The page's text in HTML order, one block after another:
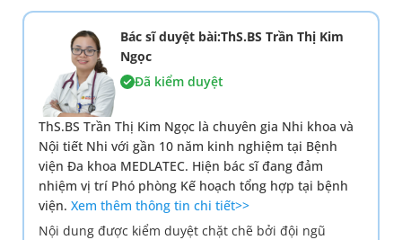
Bác sĩ duyệt bài:ThS.BS Trần Thị Kim
Ngọc
Đã kiểm duyệt
ThS.BS Trần Thị Kim Ngọc là chuyên gia Nhi khoa và
Nội tiết Nhi với gần 10 năm kinh nghiệm tại Bệnh
viện Đa khoa MEDLATEC. Hiện bác sĩ đang đảm
nhiệm vị trí Phó phòng Kế hoạch tổng hợp tại bệnh
viện. Xem thêm thông tin chi tiết>>
Nội dung được kiểm duyệt chặt chẽ bởi đội ngũ